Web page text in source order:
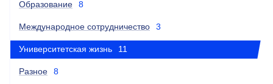
Образование 8
Международное сотрудничество 3
Университетская жизнь 11
Разное 8